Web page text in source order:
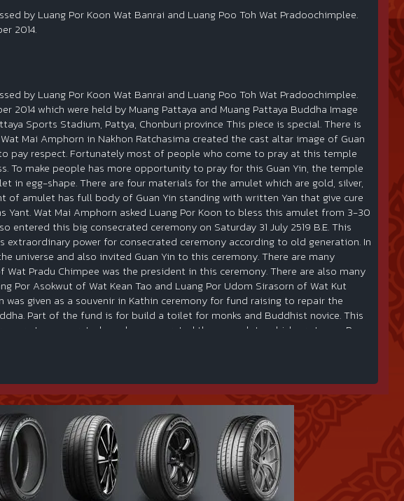
by Luang Por Koon Wat Banrai and Luang Poo Toh Wat Pradoochimplee.
2014.
by Luang Por Koon Wat Banrai and Luang Poo Toh Wat Pradoochimplee.
which were held by Muang Pattaya and Muang Pattaya Buddha Image
Sports Stadium, Pattya, Chonburi province This piece is special. There is
Mai Amphorn in Nakhon Ratchasima created the cast altar image of Guan
pay respect. Fortunately most of people who come to pray at this temple
To make people has more opportunity to pray for this Guan Yin, the temple
in egg-shape. There are four materials for the amulet which are gold, silver,
amulet has full body of Guan Yin standing with written Yan that give cure
Yant. Wat Mai Amphorn asked Luang Por Koon to bless this amulet from 3-30
entered this big consecrated ceremony on Saturday 31 July 2519 B.E. This
power for consecrated ceremony according to old generation. In
universe and also invited Guan Yin to this ceremony. There are many
Pradu Chimpee was the president in this ceremony. There are also many
Por Asokwut of Wat Kean Tao and Luang Por Udom Sirasorn of Wat Kut
was given as a souvenir in Kathin ceremony for fund raising to repair the
Part of the fund is for build a toilet for monks and Buddhist novice. This
two venerated monks consecrated these amulets ,which are Luang Pu
ID is greenyellow007 เหรียญเจ้าแม่กวนอิมหลวงพ่อคูณ วัดใหม่อัมพร พ.ศ. ๒๕๑๙
กับสมาคมพระเครื่องเมืองพัทยา วันที่ ๒๑ ธันวาคม พ.ศ. ๒๕๕๗ ณ ศูนย์กีฬเแห่งชาติภาค
พร อ.สูงเนิน จ.นครราชสีมา ได้ทำการหล่อรูปจำลองพระโพธิสัตย์กวนอิม ขนาดความ
าระบูชา ปรากฏว่าผู้ที่มาสักการะมากมายนั้น ต่างก็ประสบความสวัสดีมีโชคลาภ ทำมา
ชารูปจำลองพระโพธิสัตย์กวมอิม ทางวัดใหม่อัมพรจึงได้จัดสร้างเหรียญรูปเหมือนของ
งิน ทองแดงกะไหล่ทอง และทองแดงรมน้ำตาล ลักษณะเหรียญ ด้านหน้าเป็นรูปเจ้าแม่
โรคภัยไข้เจ็บรวมทั้งภยันตรายต่างๆ ส่วนด้านหลังจารึกอักขระยันต์ของหลวงพ่อคูณ
กเสกเหรียญให้ตั้งแต่วันที่ ๓-๓๐ กรกฎาคม พ.ศ. ๒๕๑๙ เป็นเวลา ๒๗ วัน แล้วนำเข้าพิธี